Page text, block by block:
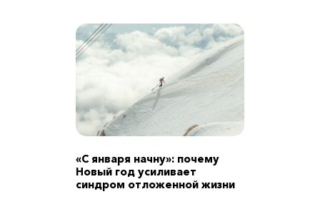
«С января начну»: почему
Новый год усиливает
синдром отложенной жизни